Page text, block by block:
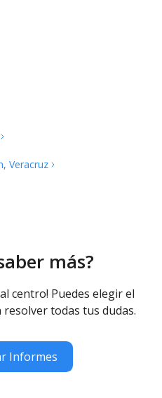
Veracruz
más?
centro! Puedes elegir el
todas tus dudas.
Informes